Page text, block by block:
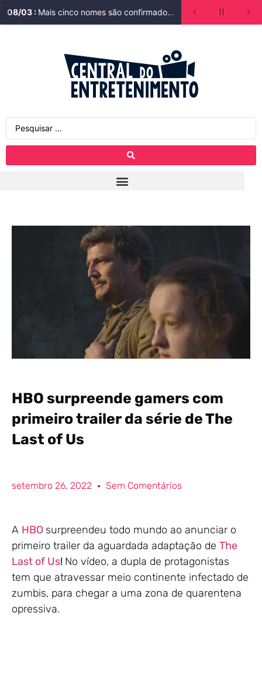
08/03 : Mais cinco nomes são confirmados em Lá na Minha Terra. Saiba quem está no elenco
HBO surpreende gamers com
primeiro trailer da série de The
Last of Us
setembro 26, 2022 Sem Comentários
A HBO surpreendeu todo mundo ao anunciar o
primeiro trailer da aguardada adaptação de The
Last of Us! No vídeo, a dupla de protagonistas
tem que atravessar meio continente infectado de
zumbis, para chegar a uma zona de quarentena
opressiva.